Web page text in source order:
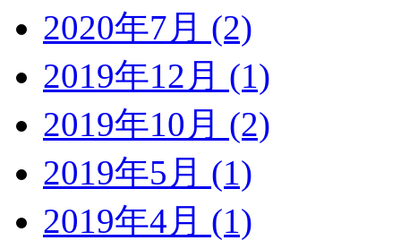
2020年7月 (2)
2019年12月 (1)
2019年10月 (2)
2019年5月 (1)
2019年4月 (1)